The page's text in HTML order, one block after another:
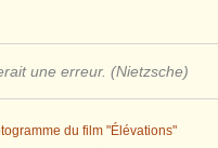
une erreur. (Nietzsche)